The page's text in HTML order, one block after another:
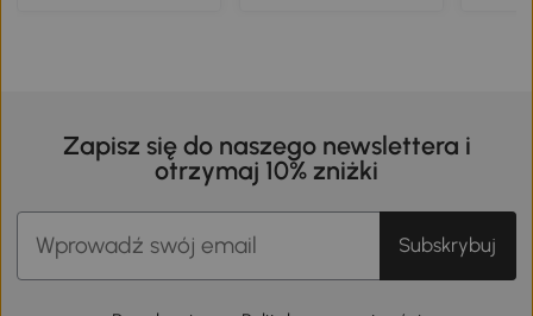
Zapisz się do naszego newslettera i
otrzymaj 10% zniżki
Subskrybuj